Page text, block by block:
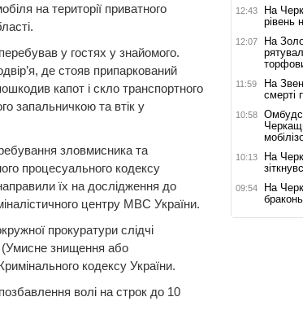
на території приватного
у гостях у знайомого.
де стояв припаркований
капот і скло транспортного
запальничкою та втік у
зловмисника та
процесуального кодексу
їх на дослідження до
центру МВС України.
прокуратури слідчі
(Умисне знищення або
кодексу України.
волі на строк до 10
12:43
На
рівень
12:07
На
11:59
На
смерті
10:58
10:13
На
09:54
На